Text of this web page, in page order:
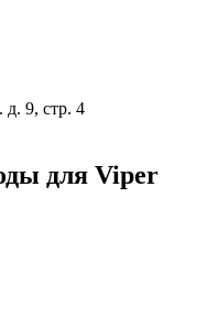
д. 9, стр. 4
для Viper